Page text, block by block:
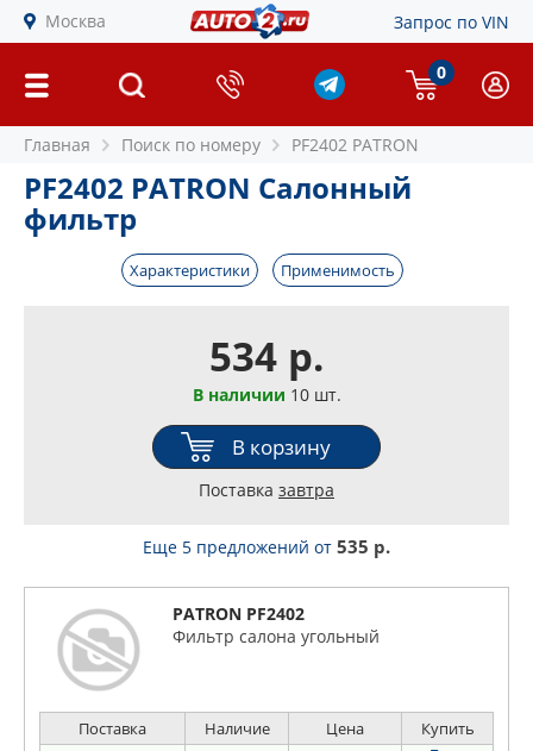
Москва Запрос по VIN
0
Главная Поиск по номеру PF2402 PATRON
PF2402 PATRON Салонный
фильтр
Характеристики Применимость
534 р.
В наличии 10 шт.
В корзину
Поставка завтра
Еще 5 предложений от 535 р.
PATRON PF2402
Фильтр салона угольный
Поставка Наличие Цена Купить